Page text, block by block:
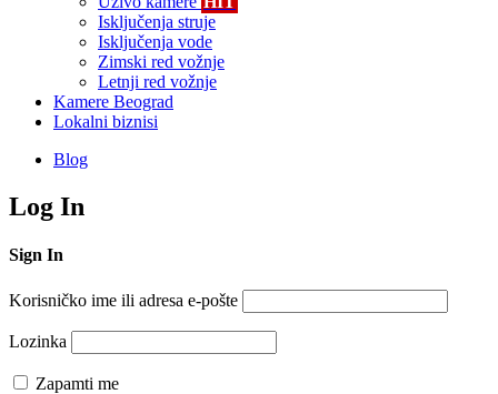
Isključenja struje
Isključenja vode
Zimski red vožnje
Letnji red vožnje
Kamere Beograd
Lokalni biznisi
Blog
Log In
Sign In
Korisničko ime ili adresa e-pošte
Lozinka
Zapamti me